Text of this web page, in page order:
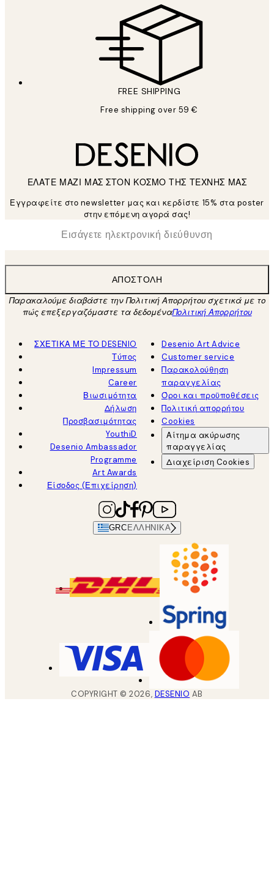
FREE SHIPPING
Free shipping over 59 €
ΕΛΑΤΕ ΜΑΖΙ ΜΑΣ ΣΤΟΝ ΚΟΣΜΟ ΤΗΣ ΤΕΧΝΗΣ ΜΑΣ
Εγγραφείτε στο newsletter μας και κερδίστε 15% στα poster
στην επόμενη αγορά σας!
Ηλεκτρονική Διεύθυνση
ΑΠΟΣΤΟΛΉ
Παρακαλούμε διαβάστε την Πολιτική Απορρήτου σχετικά με το
πώς επεξεργαζόμαστε τα δεδομέναΠολιτική Απορρήτου
ΣΧΕΤΙΚΑ ΜΕ ΤΟ DESENIO
Τύπος
Impressum
Career
Βιωσιμότητα
Δήλωση
Προσβασιμότητας
YouthiD
Desenio Ambassador
Programme
Art Awards
Είσοδος (Επιχείρηση)
Desenio Art Advice
Customer service
Παρακολούθηση
παραγγελίας
Όροι και προϋποθέσεις
Πολιτική απορρήτου
Cookies
Αίτημα ακύρωσης
παραγγελίας
Διαχείριση Cookies
GRC ΕΛΛΗΝΙΚΆ
COPYRIGHT ©2026, DESENIO AB